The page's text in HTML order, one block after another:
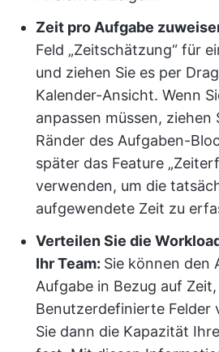
Zeit pro Aufgabe
Feld „Zeitschätzung“ für
und ziehen Sie es per
Kalender-Ansicht. Wenn
anpassen müssen, ziehen
Ränder des Aufgaben-
später das Feature
verwenden, um die
aufgewendete Zeit zu
Verteilen Sie die
Ihr Team: Sie können den
Aufgabe in Bezug auf
Benutzerdefinierte Felder
Sie dann die Kapazität